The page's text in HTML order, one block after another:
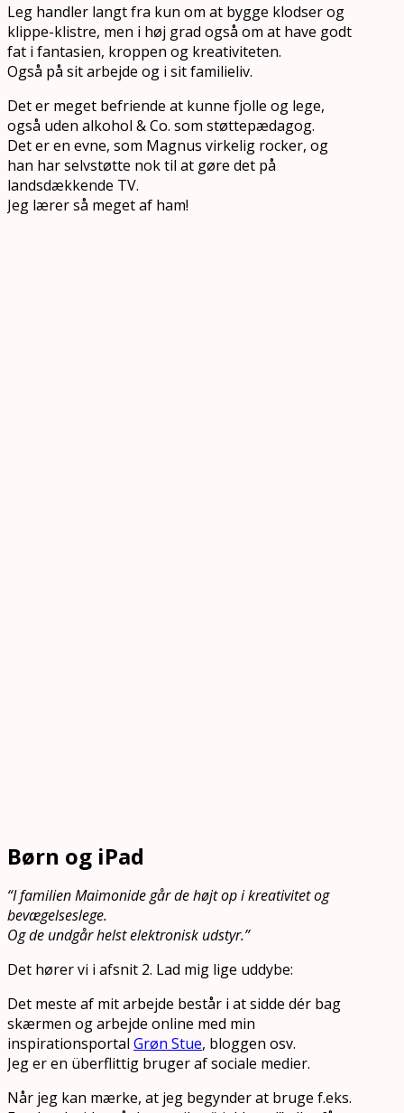
Leg handler langt fra kun om at bygge klodser og
klippe-klistre, men i høj grad også om at have godt
fat i fantasien, kroppen og kreativiteten.
Også på sit arbejde og i sit familieliv.
Det er meget befriende at kunne fjolle og lege,
også uden alkohol & Co. som støttepædagog.
Det er en evne, som Magnus virkelig rocker, og
han har selvstøtte nok til at gøre det på
landsdækkende TV.
Jeg lærer så meget af ham!
Børn og iPad
“I familien Maimonide går de højt op i kreativitet og
bevægelseslege.
Og de undgår helst elektronisk udstyr.”
Det hører vi i afsnit 2. Lad mig lige uddybe:
Det meste af mit arbejde består i at sidde dér bag
skærmen og arbejde online med min
inspirationsportal Grøn Stue, bloggen osv.
Jeg er en überflittig bruger af sociale medier.
Når jeg kan mærke, at jeg begynder at bruge f.eks.